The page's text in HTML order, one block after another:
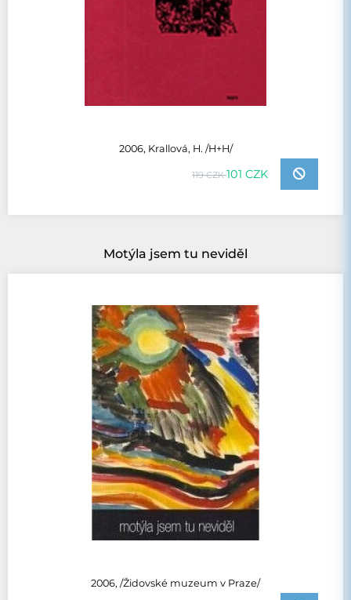
2006, Krallová, H. /H+H/
119 CZK101 CZK
Motýla jsem tu neviděl
2006, /Židovské muzeum v Praze/